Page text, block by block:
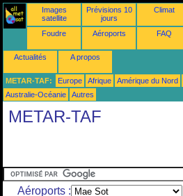
Images
satellite
Prévisions 10
jours
Climat
Foudre Aéroports FAQ
Actualités A propos
METAR-TAF: Europe Afrique Amérique du Nord
Australie-Océanie
Autres
METAR-TAF
Aéroports :